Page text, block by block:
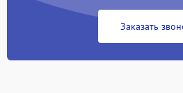
Заказать